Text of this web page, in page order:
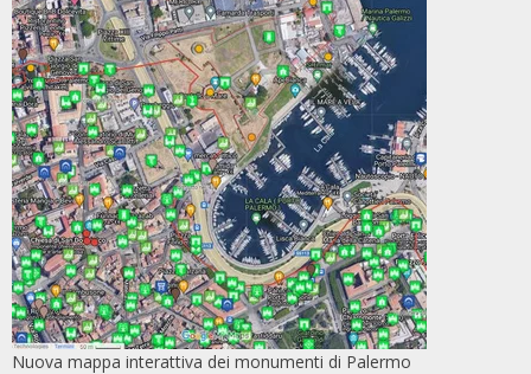
Nuova mappa interattiva dei monumenti di Palermo